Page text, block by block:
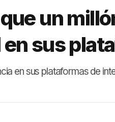
un
sus
en sus plataformas de